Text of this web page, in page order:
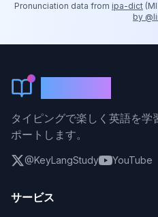
Pronunciation data from ipa-dict (
by
タイピングで楽しく英語を
ポートします。
@KeyLangStudy YouTube
サービス